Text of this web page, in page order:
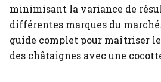
minimisant la variance de
différentes marques du marché.
guide complet pour maîtriser le
des châtaignes avec une